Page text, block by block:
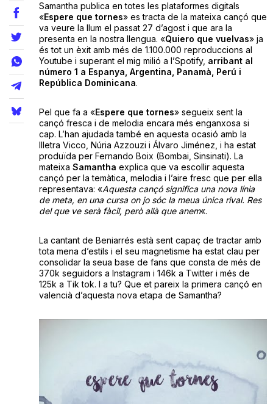
Opinió
Llibres
La Llista
Samantha publica en totes les plataformes digitals
«Espere que tornes» es tracta de la mateixa cançó que
va veure la llum el passat 27 d’agost i que ara la
presenta en la nostra llengua. «Quiero que vuelvas» ja
és tot un èxit amb més de 1.100.000 reproduccions al
Youtube i superant el mig milió a l’Spotify, arribant al
número 1 a Espanya, Argentina, Panamà, Perú i
República Dominicana.
Pel que fa a «Espere que tornes» segueix sent la
cançó fresca i de melodia encara més enganxosa si
cap. L’han ajudada també en aquesta ocasió amb la
llletra Vicco, Núria Azzouzi i Álvaro Jiménez, i ha estat
produïda per Fernando Boix (Bombai, Sinsinati). La
mateixa Samantha explica que va escollir aquesta
cançó per la temàtica, melodia i l’aire fresc que per ella
representava: «Aquesta cançó significa una nova línia
de meta, en una cursa on jo sóc la meua única rival. Res
del que ve serà fàcil, però allà que anem«.
La cantant de Beniarrés està sent capaç de tractar amb
tota mena d’estils i el seu magnetisme ha estat clau per
consolidar la seua base de fans que consta de més de
370k seguidors a Instagram i 146k a Twitter i més de
125k a Tik tok. I a tu? Que et pareix la primera cançó en
valencià d’aquesta nova etapa de Samantha?